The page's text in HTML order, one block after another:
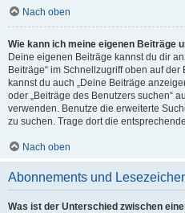
Nach oben
Wie kann ich meine eigenen Beiträge
Deine eigenen Beiträge kannst du dir
Beiträge“ im Schnellzugriff oben auf
kannst du auch „Deine Beiträge
oder „Beiträge des Benutzers suchen“
verwenden. Benutze die erweiterte
zu suchen. Trage dort die
Nach oben
Abonnements und
Was ist der Unterschied zwischen